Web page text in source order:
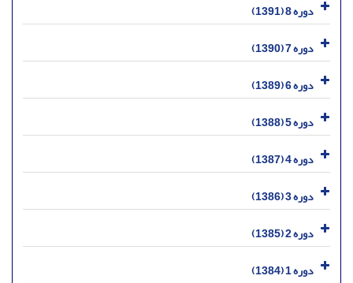
دوره 8 (1391)
دوره 7 (1390)
دوره 6 (1389)
دوره 5 (1388)
دوره 4 (1387)
دوره 3 (1386)
دوره 2 (1385)
دوره 1 (1384)